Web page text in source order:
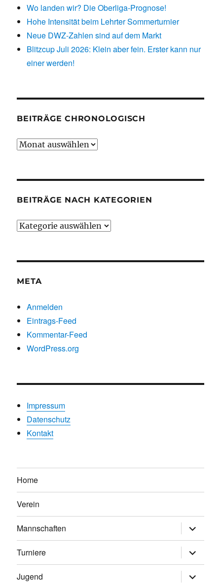
Wo landen wir? Die Oberliga-Prognose!
Hohe Intensität beim Lehrter Sommerturnier
Neue DWZ-Zahlen sind auf dem Markt
Blitzcup Juli 2026: Klein aber fein. Erster kann nur
einer werden!
BEITRÄGE CHRONOLOGISCH
Beiträge
BEITRÄGE NACH KATEGORIEN
Beiträge
META
Anmelden
Eintrags-Feed
Kommentar-Feed
WordPress.org
Impressum
Datenschutz
Kontakt
Home
Verein
Mannschaften
anzeigen
Turniere
anzeigen
Jugend
anzeigen